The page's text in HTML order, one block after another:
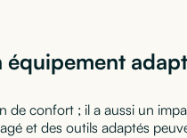
de confort ; il a aussi un
et des outils adaptés